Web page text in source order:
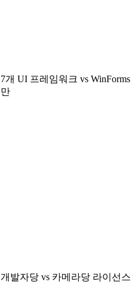
7개 UI 프레임워크 vs WinForms
만
개발자당 vs 카메라당 라이선스